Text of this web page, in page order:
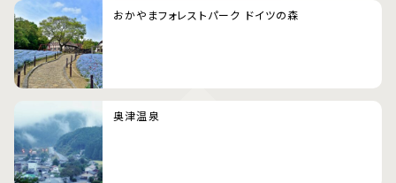
おかやまフォレストパーク ドイツの森
奥津温泉